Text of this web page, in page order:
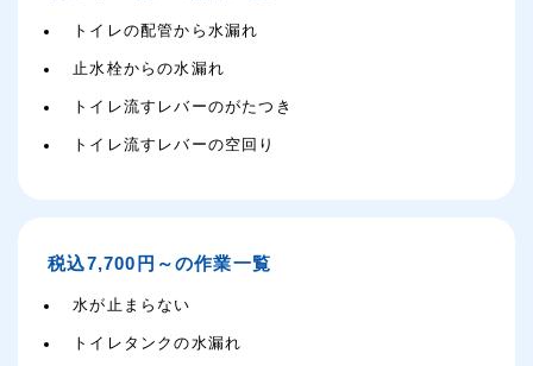
トイレの配管から水漏れ
止水栓からの水漏れ
トイレ流すレバーのがたつき
トイレ流すレバーの空回り
税込7,700円～の作業一覧
水が止まらない
トイレタンクの水漏れ